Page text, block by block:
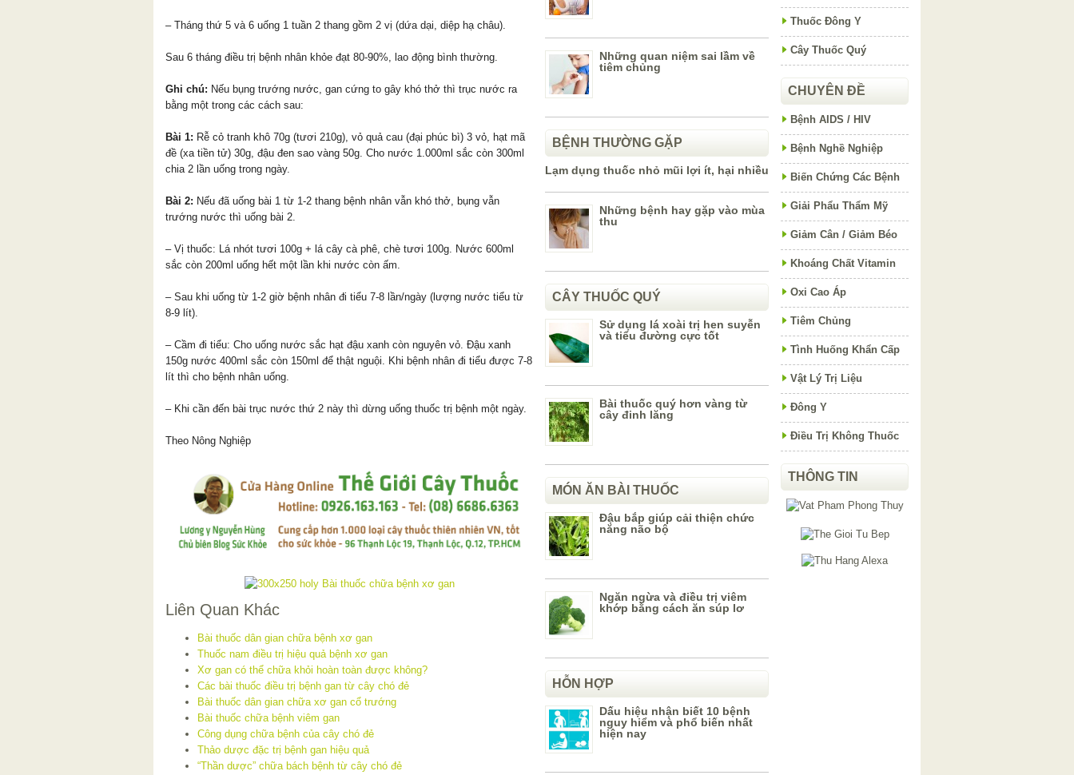
– Tháng thứ 5 và 6 uống 1 tuần 2 thang gồm 2 vị (dứa dại, diệp hạ châu).
Sau 6 tháng điều trị bệnh nhân khỏe đạt 80-90%, lao động bình thường.
Ghi chú: Nếu bụng trướng nước, gan cứng to gây khó thở thì trục nước ra
bằng một trong các cách sau:
Bài 1: Rễ cỏ tranh khô 70g (tươi 210g), vỏ quả cau (đại phúc bì) 3 vỏ, hạt mã
đề (xa tiền tử) 30g, đậu đen sao vàng 50g. Cho nước 1.000ml sắc còn 300ml
chia 2 lần uống trong ngày.
Bài 2: Nếu đã uống bài 1 từ 1-2 thang bệnh nhân vẫn khó thở, bụng vẫn
trướng nước thì uống bài 2.
– Vị thuốc: Lá nhót tươi 100g + lá cây cà phê, chè tươi 100g. Nước 600ml
sắc còn 200ml uống hết một lần khi nước còn ấm.
– Sau khi uống từ 1-2 giờ bệnh nhân đi tiểu 7-8 lần/ngày (lượng nước tiểu từ
8-9 lít).
– Cầm đi tiểu: Cho uống nước sắc hạt đậu xanh còn nguyên vỏ. Đậu xanh
150g nước 400ml sắc còn 150ml để thật nguội. Khi bệnh nhân đi tiểu được 7-8
lít thì cho bệnh nhân uống.
– Khi cần đến bài trục nước thứ 2 này thì dừng uống thuốc trị bệnh một ngày.
Theo Nông Nghiệp
Liên Quan Khác
Bài thuốc dân gian chữa bệnh xơ gan
Thuốc nam điều trị hiệu quả bệnh xơ gan
Xơ gan có thể chữa khỏi hoàn toàn được không?
Các bài thuốc điều trị bệnh gan từ cây chó đẻ
Bài thuốc dân gian chữa xơ gan cổ trướng
Bài thuốc chữa bệnh viêm gan
Công dụng chữa bệnh của cây chó đẻ
Thảo dược đặc trị bệnh gan hiệu quả
“Thần dược” chữa bách bệnh từ cây chó đẻ
Những quan niệm sai lầm về
tiêm chủng
BỆNH THƯỜNG GẶP
Lạm dụng thuốc nhỏ mũi lợi ít, hại nhiều
Những bệnh hay gặp vào mùa
thu
CÂY THUỐC QUÝ
Sử dụng lá xoài trị hen suyễn
và tiểu đường cực tốt
Bài thuốc quý hơn vàng từ
cây đinh lăng
MÓN ĂN BÀI THUỐC
Đậu bắp giúp cải thiện chức
năng não bộ
Ngăn ngừa và điều trị viêm
khớp bằng cách ăn súp lơ
HỖN HỢP
Dấu hiệu nhận biết 10 bệnh
nguy hiểm và phổ biến nhất
hiện nay
Thuốc Đông Y
Cây Thuốc Quý
CHUYÊN ĐỀ
Bệnh AIDS / HIV
Bệnh Nghề Nghiệp
Biến Chứng Các Bệnh
Giải Phẩu Thẩm Mỹ
Giảm Cân / Giảm Béo
Khoáng Chất Vitamin
Oxi Cao Áp
Tiêm Chủng
Tình Huống Khẩn Cấp
Vật Lý Trị Liệu
Đông Y
Điều Trị Không Thuốc
THÔNG TIN